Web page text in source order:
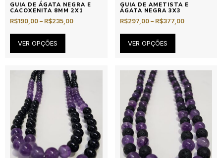
GUIA DE ÁGATA NEGRA E
CACOXENITA 8MM 2X1
R$190,00 – R$235,00
VER OPÇÕES
GUIA DE AMETISTA E
ÁGATA NEGRA 3X3
R$297,00 – R$377,00
VER OPÇÕES